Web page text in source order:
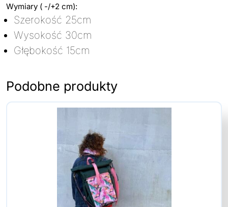
Wymiary ( -/+2 cm):
Szerokość 25cm
Wysokość 30cm
Głębokość 15cm
Podobne produkty